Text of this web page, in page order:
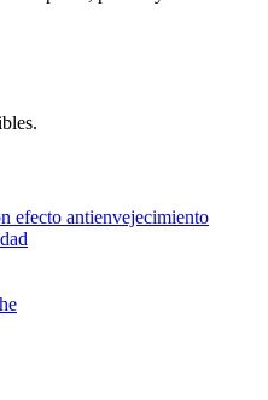
efecto antienvejecimiento